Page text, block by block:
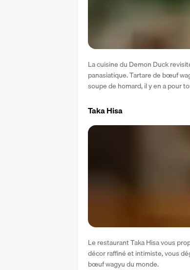
La cuisine du Demon Duck
panasiatique. Tartare de bœuf
soupe de homard, il y en a pour
Taka Hisa
Le restaurant Taka Hisa vous
décor raffiné et intimiste, vous
bœuf wagyu du monde.